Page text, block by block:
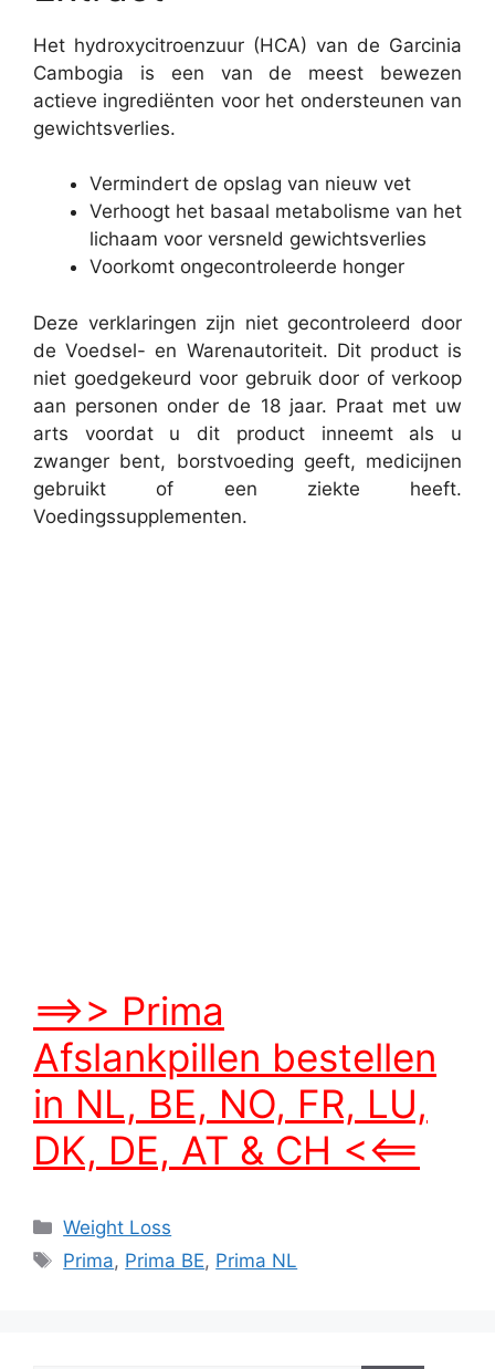
Het hydroxycitroenzuur (HCA) van de Garcinia
Cambogia is een van de meest bewezen
actieve ingrediënten voor het ondersteunen van
gewichtsverlies.
Vermindert de opslag van nieuw vet
Verhoogt het basaal metabolisme van het
lichaam voor versneld gewichtsverlies
Voorkomt ongecontroleerde honger
Deze verklaringen zijn niet gecontroleerd door
de Voedsel- en Warenautoriteit. Dit product is
niet goedgekeurd voor gebruik door of verkoop
aan personen onder de 18 jaar. Praat met uw
arts voordat u dit product inneemt als u
zwanger bent, borstvoeding geeft, medicijnen
gebruikt of een ziekte heeft.
Voedingssupplementen.
Afslankpillen bestellen
in NL, BE, NO, FR, LU,
DK, DE, AT & CH <<==
Tags
Prima,Prima BE